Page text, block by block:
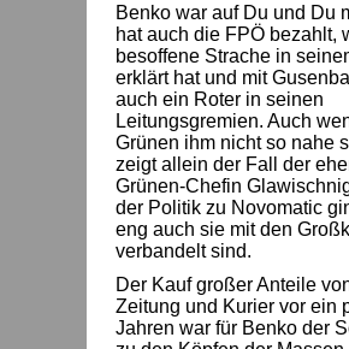
Benko war auf Du und Du
hat auch die FPÖ bezahlt,
besoffene Strache in
erklärt hat und mit
auch ein Roter in seinen
Leitungsgremien. Auch
Grünen ihm nicht so nahe
zeigt allein der Fall der
Grünen-Chefin
der Politik zu Novomatic
eng auch sie mit den
verbandelt sind.
Der Kauf großer Anteile
Zeitung und Kurier vor ein
Jahren war für Benko der